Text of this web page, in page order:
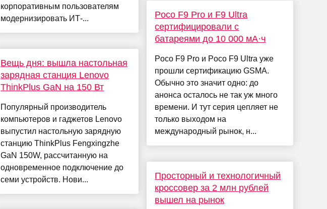
корпоративным пользователям
модернизировать ИТ-...
Вещь дня: вышла настольная
зарядная станция Lenovo
ThinkPlus GaN на 150 Вт
Популярный производитель
компьютеров и гаджетов Lenovo
выпустил настольную зарядную
станцию ThinkPlus Fengxingzhe
GaN 150W, рассчитанную на
одновременное подключение до
семи устройств. Нови...
Poco F9 Pro и F9 Ultra
сертифицировали с
батареями до 10 000 мА·ч
Poco F9 Pro и Poco F9 Ultra уже
прошли сертификацию GSMA.
Обычно это значит одно: до
анонса осталось не так уж много
времени. И тут серия цепляет не
только выходом на
международный рынок, н...
Просторный и технологичный
кроссовер за 2 млн рублей
вышел на рынок